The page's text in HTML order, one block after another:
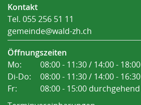
Kontakt
Tel. 055 256 51 11
gemeinde@wald-zh.ch
Öffnungszeiten
Mo:
08:00 - 11:30 / 14:00 - 18:00
Di-Do:
08:00 - 11:30 / 14:00 - 16:30
Fr:
08:00 - 15:00 durchgehend